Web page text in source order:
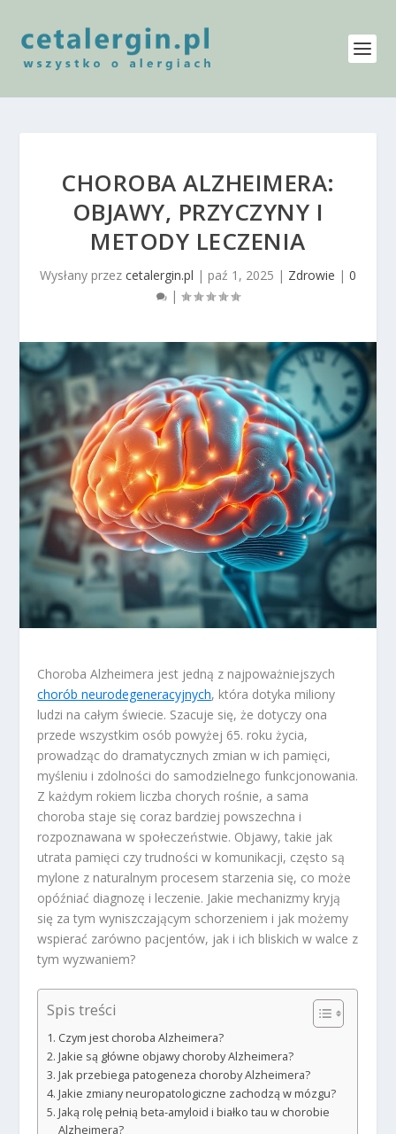
CHOROBA ALZHEIMERA:
OBJAWY, PRZYCZYNY I
METODY LECZENIA
Wysłany przez cetalergin.pl | paź 1, 2025 | Zdrowie | 0
|
Choroba Alzheimera jest jedną z najpoważniejszych
chorób neurodegeneracyjnych, która dotyka miliony
ludzi na całym świecie. Szacuje się, że dotyczy ona
przede wszystkim osób powyżej 65. roku życia,
prowadząc do dramatycznych zmian w ich pamięci,
myśleniu i zdolności do samodzielnego funkcjonowania.
Z każdym rokiem liczba chorych rośnie, a sama
choroba staje się coraz bardziej powszechna i
rozpoznawana w społeczeństwie. Objawy, takie jak
utrata pamięci czy trudności w komunikacji, często są
mylone z naturalnym procesem starzenia się, co może
opóźniać diagnozę i leczenie. Jakie mechanizmy kryją
się za tym wyniszczającym schorzeniem i jak możemy
wspierać zarówno pacjentów, jak i ich bliskich w walce z
tym wyzwaniem?
Spis treści
Czym jest choroba Alzheimera?
Jakie są główne objawy choroby Alzheimera?
Jak przebiega patogeneza choroby Alzheimera?
Jakie zmiany neuropatologiczne zachodzą w mózgu?
Jaką rolę pełnią beta-amyloid i białko tau w chorobie
Alzheimera?